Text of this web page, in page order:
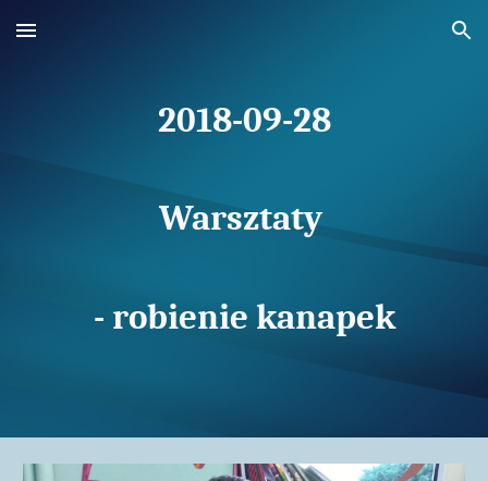
Skip to main content Skip to navigation
2018-09-28
Warsztaty
- robienie kanapek